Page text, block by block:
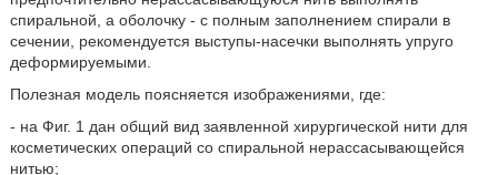
спиральной, а оболочку - с полным заполнением спирали в
сечении, рекомендуется выступы-насечки выполнять упруго
деформируемыми.
Полезная модель поясняется изображениями, где:
- на Фиг. 1 дан общий вид заявленной хирургической нити для
косметических операций со спиральной нерассасывающейся
нитью;